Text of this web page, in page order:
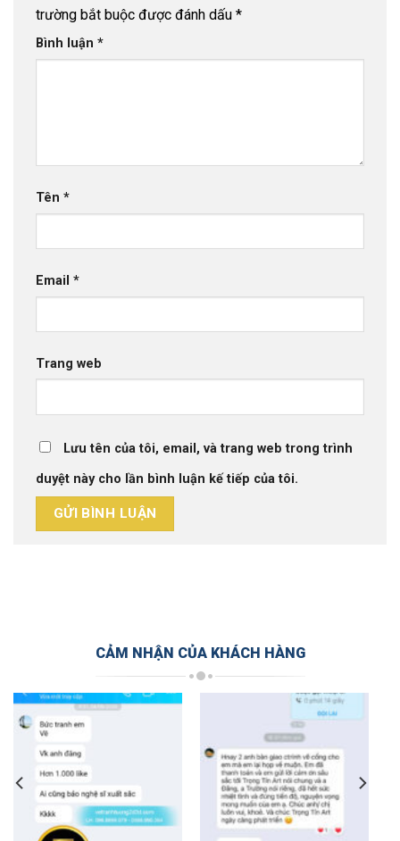
trường bắt buộc được đánh dấu *
Bình luận *
Tên *
Email *
Trang web
Lưu tên của tôi, email, và trang web trong trình
duyệt này cho lần bình luận kế tiếp của tôi.
CẢM NHẬN CỦA KHÁCH HÀNG